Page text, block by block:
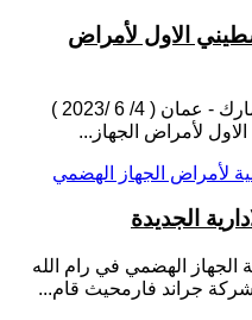
الاول لأمراض
انتهت مساء السبت في فندق اللاندمارك - عمان ( 4/ 6 /2023 )
لأمراض الجهاز...
الجديدة
الجهاز الهضمي في رام الله
شركة جراند فارمحيث قام...